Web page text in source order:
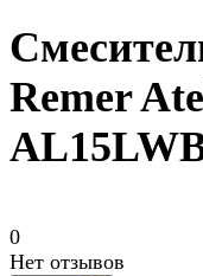
Remer
0
Нет отзывов